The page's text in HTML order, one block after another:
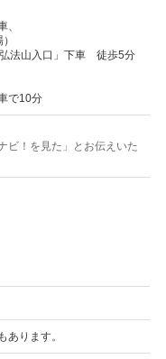
、
法山入口」下車 徒歩5分
で10分
ビ！を見た」とお伝えいた
あります。